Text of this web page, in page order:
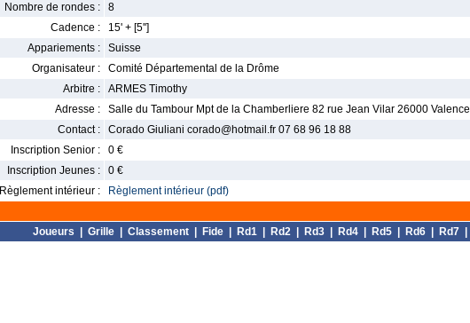
Nombre de rondes :
8
Cadence :
15' + [5'']
Appariements :
Suisse
Organisateur :
Comité Départemental de la Drôme
Arbitre :
ARMES Timothy
Adresse :
Salle du Tambour Mpt de la Chamberliere 82 rue Jean Vilar 26000 Valence
Contact :
Corado Giuliani corado@hotmail.fr 07 68 96 18 88
Inscription Senior :
0 €
Inscription Jeunes :
0 €
Règlement intérieur :
Règlement intérieur (pdf)
Joueurs Grille Classement Fide Rd1 Rd2 Rd3 Rd4 Rd5 Rd6 Rd7